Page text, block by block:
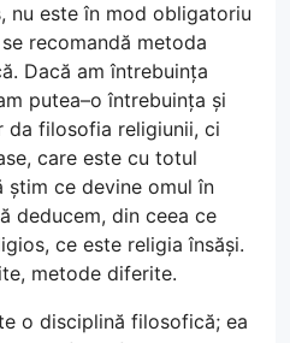
nu este în mod obligatoriu
recomandă metoda
Dacă am întrebuința
putea–o întrebuința și
da filosofia religiunii, ci
care este cu totul
știm ce devine omul în
deducem, din ceea ce
ce este religia însăși.
metode diferite.
o disciplină filosofică; ea